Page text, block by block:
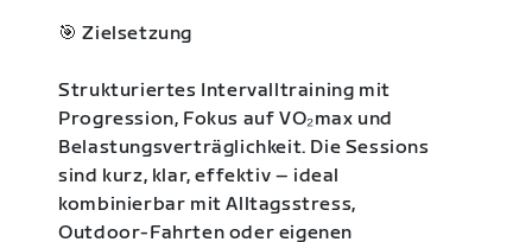
🎯 Zielsetzung
Strukturiertes Intervalltraining mit
Progression, Fokus auf VO₂max und
Belastungsverträglichkeit. Die Sessions
sind kurz, klar, effektiv – ideal
kombinierbar mit Alltagsstress,
Outdoor-Fahrten oder eigenen